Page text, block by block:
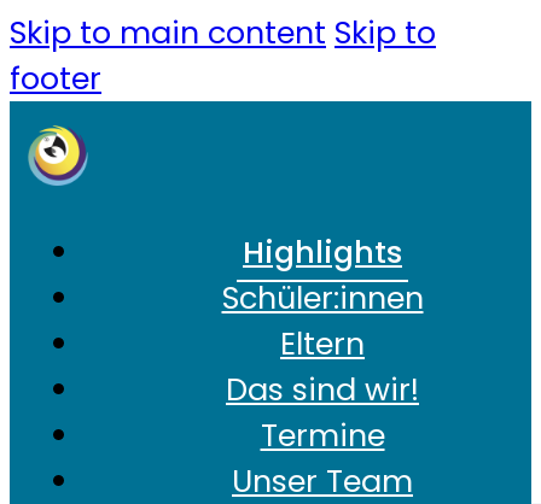
Skip to main content Skip to
footer
Highlights
Schüler:innen
Eltern
Das sind wir!
Termine
Unser Team